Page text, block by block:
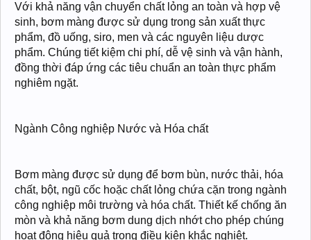
Với khả năng vận chuyển chất lỏng an toàn và hợp vệ
sinh, bơm màng được sử dụng trong sản xuất thực
phẩm, đồ uống, siro, men và các nguyên liệu dược
phẩm. Chúng tiết kiệm chi phí, dễ vệ sinh và vận hành,
đồng thời đáp ứng các tiêu chuẩn an toàn thực phẩm
nghiêm ngặt.
Ngành Công nghiệp Nước và Hóa chất
Bơm màng được sử dụng để bơm bùn, nước thải, hóa
chất, bột, ngũ cốc hoặc chất lỏng chứa cặn trong ngành
công nghiệp môi trường và hóa chất. Thiết kế chống ăn
mòn và khả năng bơm dung dịch nhớt cho phép chúng
hoạt động hiệu quả trong điều kiện khắc nghiệt.